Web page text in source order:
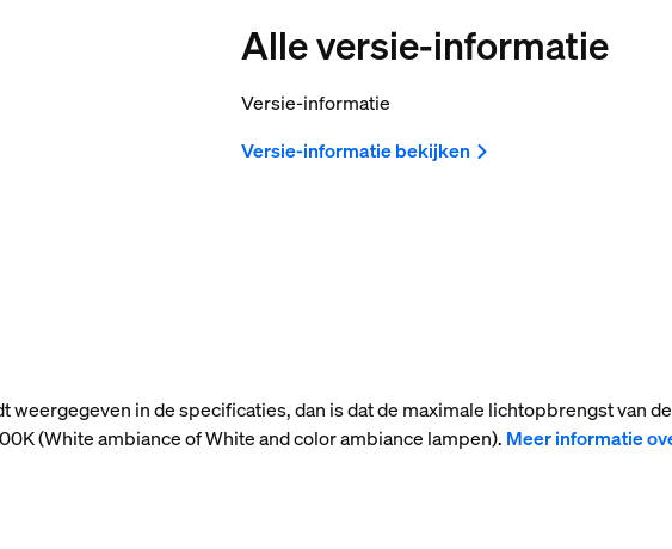
Alle versie-informatie
Versie-informatie
Versie-informatie bekijken
weergegeven in de specificaties, dan is dat de maximale lichtopbrengst van
(White ambiance of White and color ambiance lampen). Meer informatie